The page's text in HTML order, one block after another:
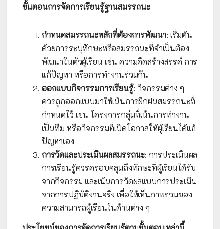
ขั้นตอนการจัดการเรียนรู้ฐานสมรรถนะ
กำหนดสมรรถนะหลักที่ต้องการพัฒนา: เริ่มต้น
ด้วยการระบุทักษะหรือสมรรถนะที่จำเป็นต้อง
พัฒนาในตัวผู้เรียน เช่น ความคิดสร้างสรรค์ การ
แก้ปัญหา หรือการทำงานร่วมกัน
ออกแบบกิจกรรมการเรียนรู้: กิจกรรมต่าง ๆ
ควรถูกออกแบบมาให้เน้นการฝึกฝนสมรรถนะที่
กำหนดไว้ เช่น โครงการกลุ่มที่เน้นการทำงาน
เป็นทีม หรือกิจกรรมที่เปิดโอกาสให้ผู้เรียนได้แก้
ปัญหาเอง
การวัดและประเมินผลสมรรถนะ: การประเมินผล
การเรียนรู้ควรครอบคลุมถึงทักษะที่ผู้เรียนได้รับ
จากกิจกรรม และเน้นการวัดผลแบบการประเมิน
จากการปฏิบัติงานจริง เพื่อให้เห็นภาพรวมของ
ความสามารถผู้เรียนในด้านต่าง ๆ